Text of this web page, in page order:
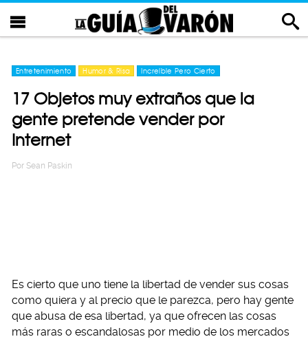
Entretenimiento Humor & Risa Increíble Pero Cierto
17 Objetos muy extraños que la
gente pretende vender por
Internet
Por Sean Paskin
Es cierto que uno tiene la libertad de vender sus cosas
como quiera y al precio que le parezca, pero hay gente
que abusa de esa libertad, ya que ofrecen las cosas
más raras o escandalosas por medio de los mercados